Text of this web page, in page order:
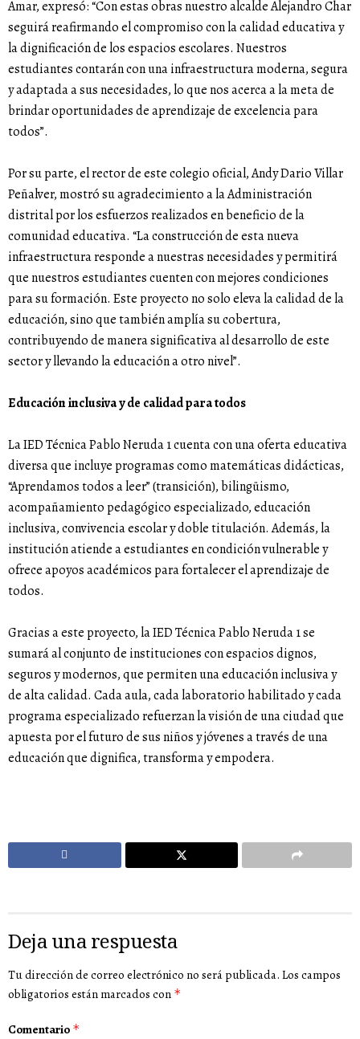
Amar, expresó: “Con estas obras nuestro alcalde Alejandro Char
seguirá reafirmando el compromiso con la calidad educativa y
la dignificación de los espacios escolares. Nuestros
estudiantes contarán con una infraestructura moderna, segura
y adaptada a sus necesidades, lo que nos acerca a la meta de
brindar oportunidades de aprendizaje de excelencia para
todos”.
Por su parte, el rector de este colegio oficial, Andy Dario Villar
Peñalver, mostró su agradecimiento a la Administración
distrital por los esfuerzos realizados en beneficio de la
comunidad educativa. “La construcción de esta nueva
infraestructura responde a nuestras necesidades y permitirá
que nuestros estudiantes cuenten con mejores condiciones
para su formación. Este proyecto no solo eleva la calidad de la
educación, sino que también amplía su cobertura,
contribuyendo de manera significativa al desarrollo de este
sector y llevando la educación a otro nivel”.
Educación inclusiva y de calidad para todos
La IED Técnica Pablo Neruda 1 cuenta con una oferta educativa
diversa que incluye programas como matemáticas didácticas,
“Aprendamos todos a leer” (transición), bilingüismo,
acompañamiento pedagógico especializado, educación
inclusiva, convivencia escolar y doble titulación. Además, la
institución atiende a estudiantes en condición vulnerable y
ofrece apoyos académicos para fortalecer el aprendizaje de
todos.
Gracias a este proyecto, la IED Técnica Pablo Neruda 1 se
sumará al conjunto de instituciones con espacios dignos,
seguros y modernos, que permiten una educación inclusiva y
de alta calidad. Cada aula, cada laboratorio habilitado y cada
programa especializado refuerzan la visión de una ciudad que
apuesta por el futuro de sus niños y jóvenes a través de una
educación que dignifica, transforma y empodera.
Deja una respuesta
Tu dirección de correo electrónico no será publicada. Los campos
obligatorios están marcados con *
Comentario *